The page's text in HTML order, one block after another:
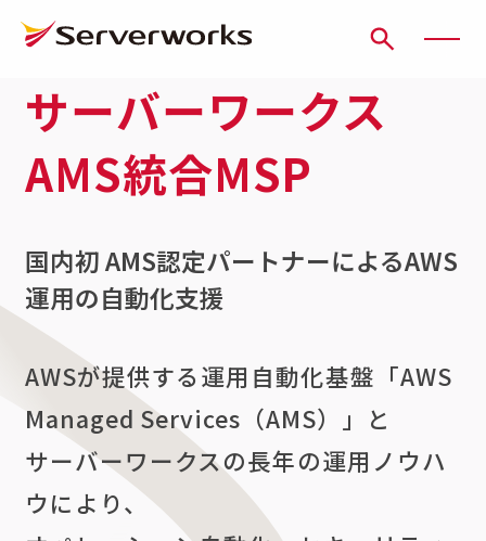
サーバーワークス
AMS統合MSP
国内初 AMS認定パートナーによるAWS
運用の自動化支援
AWSが提供する運用自動化基盤「AWS
Managed Services（AMS）」と
サーバーワークスの長年の運用ノウハ
ウにより、